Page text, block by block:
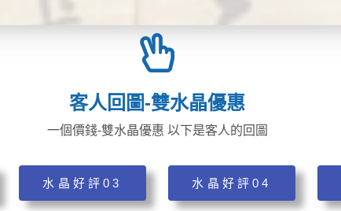
客人回圖-雙水晶優惠
一個價錢-雙水晶優惠 以下是客人的回圖
水晶好評03 水晶好評04